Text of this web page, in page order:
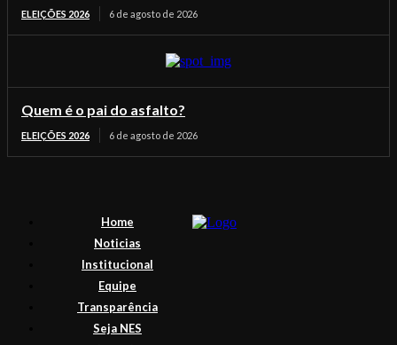
ELEIÇÕES 2026 6 de agosto de 2026
Quem é o pai do asfalto?
ELEIÇÕES 2026 6 de agosto de 2026
Home
Noticias
Institucional
Equipe
Transparência
Seja NES